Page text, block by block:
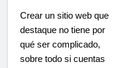
Crear un sitio web que
destaque no tiene por
qué ser complicado,
sobre todo si cuentas